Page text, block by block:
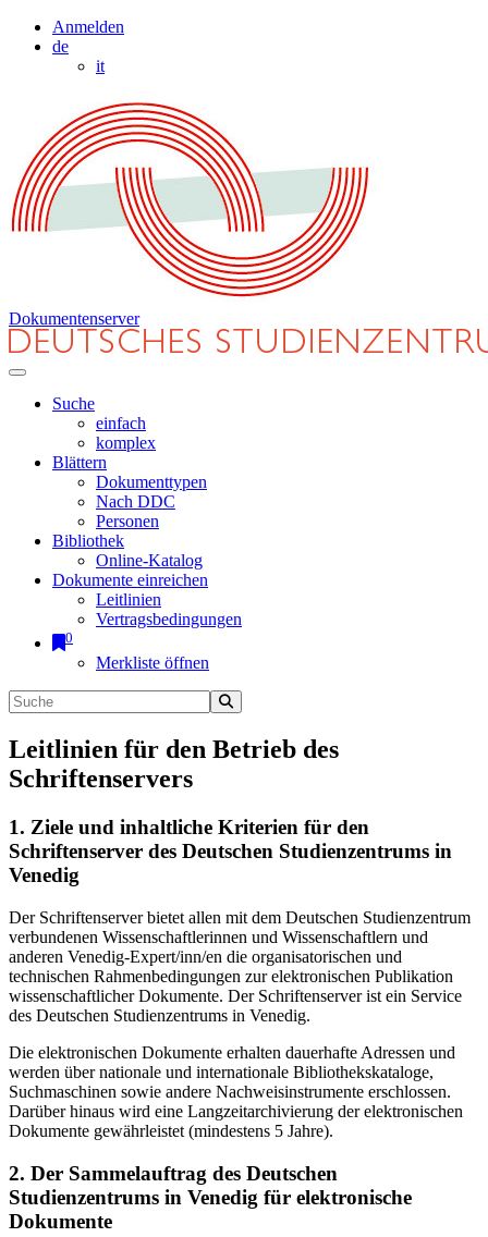
Anmelden
de
it
Dokumentenserver
Suche
einfach
komplex
Blättern
Dokumenttypen
Nach DDC
Personen
Bibliothek
Online-Katalog
Dokumente einreichen
Leitlinien
Vertragsbedingungen
0
Merkliste öffnen
Leitlinien für den Betrieb des
Schriftenservers
1. Ziele und inhaltliche Kriterien für den
Schriftenserver des Deutschen Studienzentrums in
Venedig
Der Schriftenserver bietet allen mit dem Deutschen Studienzentrum
verbundenen Wissenschaftlerinnen und Wissenschaftlern und
anderen Venedig-Expert/inn/en die organisatorischen und
technischen Rahmenbedingungen zur elektronischen Publikation
wissenschaftlicher Dokumente. Der Schriftenserver ist ein Service
des Deutschen Studienzentrums in Venedig.
Die elektronischen Dokumente erhalten dauerhafte Adressen und
werden über nationale und internationale Bibliothekskataloge,
Suchmaschinen sowie andere Nachweisinstrumente erschlossen.
Darüber hinaus wird eine Langzeitarchivierung der elektronischen
Dokumente gewährleistet (mindestens 5 Jahre).
2. Der Sammelauftrag des Deutschen
Studienzentrums in Venedig für elektronische
Dokumente